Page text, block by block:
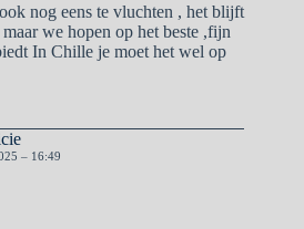
nog eens te vluchten , het blijft
we hopen op het beste ,fijn
In Chille je moet het wel op
– 16:49